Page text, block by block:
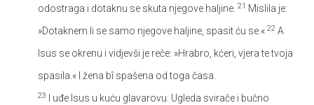
odostraga i dotaknu se skuta njegove haljine. 21 Mislila je:
»Dotaknem li se samo njegove haljine, spasit ću se.« 22 A
Isus se okrenu i vidjevši je reče: »Hrabro, kćeri, vjera te tvoja
spasila.« I žena bî spašena od toga časa.
23
I uđe Isus u kuću glavarovu. Ugleda svirače i bučno